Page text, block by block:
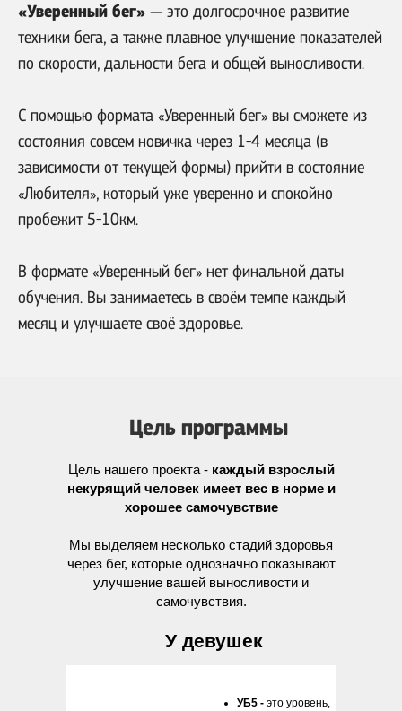
«Уверенный бег» — это долгосрочное развитие
техники бега, а также плавное улучшение показателей
по скорости, дальности бега и общей выносливости.
С помощью формата «Уверенный бег» вы сможете из
состояния совсем новичка через 1-4 месяца (в
зависимости от текущей формы) прийти в состояние
«Любителя», который уже уверенно и спокойно
пробежит 5-10км.
В формате «Уверенный бег» нет финальной даты
обучения. Вы занимаетесь в своём темпе каждый
месяц и улучшаете своё здоровье.
У девушек
УБ5 - это уровень,
Цель нашего проекта -каждый взрослый
некурящий человек имеет вес в норме и
хорошее самочувствие
Мы выделяем несколько стадий здоровья
через бег, которые однозначно показывают
улучшение вашей выносливости и
самочувствия.
Цель программы